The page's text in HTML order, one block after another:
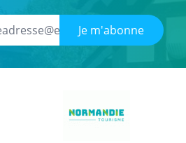
Je m'abonne